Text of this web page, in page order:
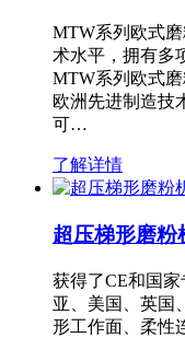
MTW系列欧式
术水平，拥有多
MTW系列欧式
欧洲先进制造技
可…
了解详情
超压梯形磨粉
获得了CE和国
亚、美国、英国
形工作面、柔性